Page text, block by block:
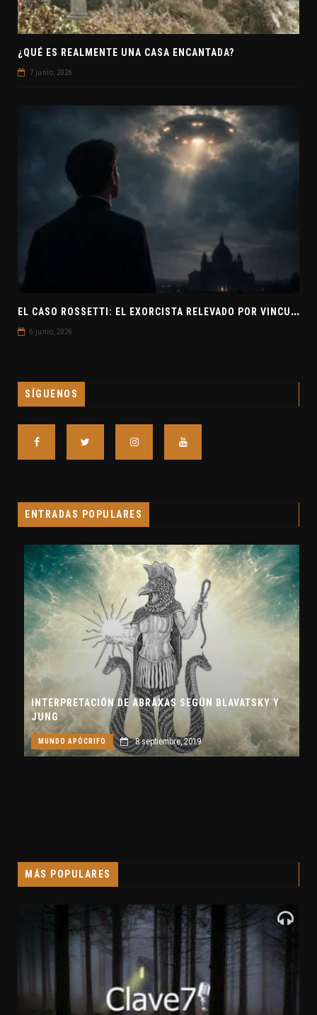
¿QUÉ ES REALMENTE UNA CASA ENCANTADA?
7 junio, 2026
E
L CASO ROSSETTI: EL EXORCISTA RELEVADO POR VINCULAR OVNIS Y DEMONIOS
6 junio, 2026
SÍGUENOS
ENTRADAS POPULARES
INTERPRETACIÓN DE ABRAXAS SEGÚN BLAVATSKY Y
JUNG
MUNDO APÓCRIFO 8 septiembre, 2019
MÁS POPULARES